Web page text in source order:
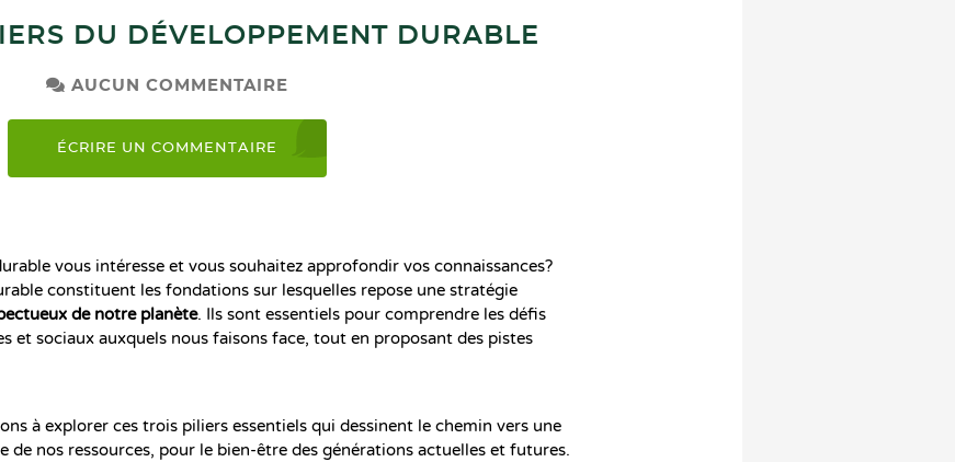
DU DÉVELOPPEMENT DURABLE
AUCUN COMMENTAIRE
ÉCRIRE UN COMMENTAIRE
vous intéresse et vous souhaitez approfondir vos connaissances?
constituent les fondations sur lesquelles repose une stratégie
de notre planète. Ils sont essentiels pour comprendre les défis
et sociaux auxquels nous faisons face, tout en proposant des pistes
à explorer ces trois piliers essentiels qui dessinent le chemin vers une
de nos ressources, pour le bien-être des générations actuelles et futures.